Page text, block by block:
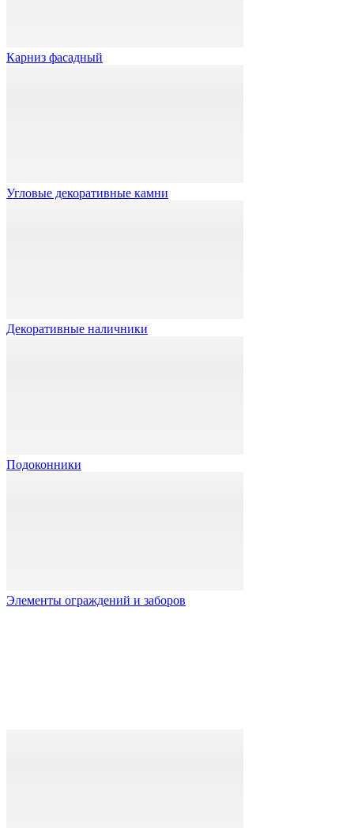
Карниз фасадный
Угловые декоративные камни
Декоративные наличники
Подоконники
Элементы ограждений и заборов